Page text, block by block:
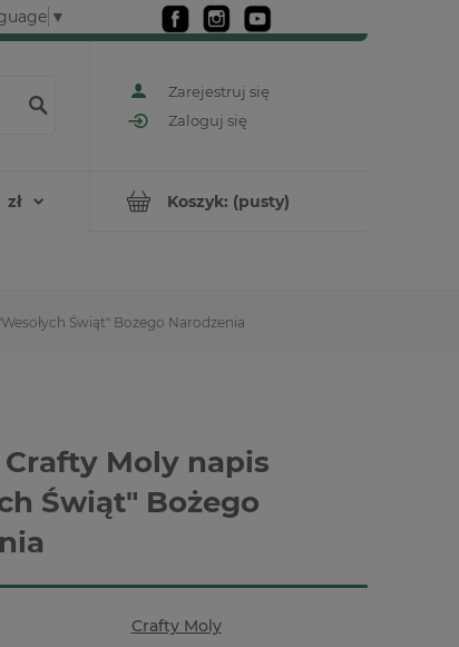
▼
Zarejestruj się
Zaloguj się
Koszyk: (pusty)
Świąt" Bożego Narodzenia
Moly napis
Świąt" Bożego
Crafty Moly